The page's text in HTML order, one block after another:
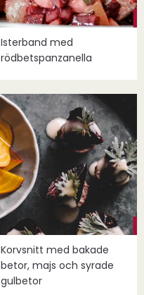
Isterband med
rödbetspanzanella
Korvsnitt med bakade
betor, majs och syrade
gulbetor